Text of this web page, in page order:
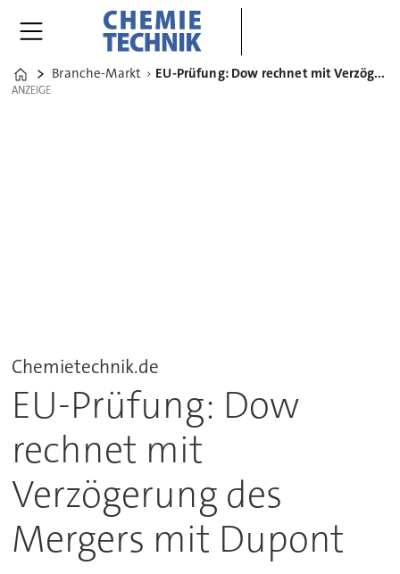
Home
Branche-Markt EU-Prüfung: Dow rechnet mit Verzögerung des Mergers mit Dupont
ANZEIGE
ANZEIGE
Chemietechnik.de
EU-Prüfung: Dow
rechnet mit
Verzögerung des
Mergers mit Dupont